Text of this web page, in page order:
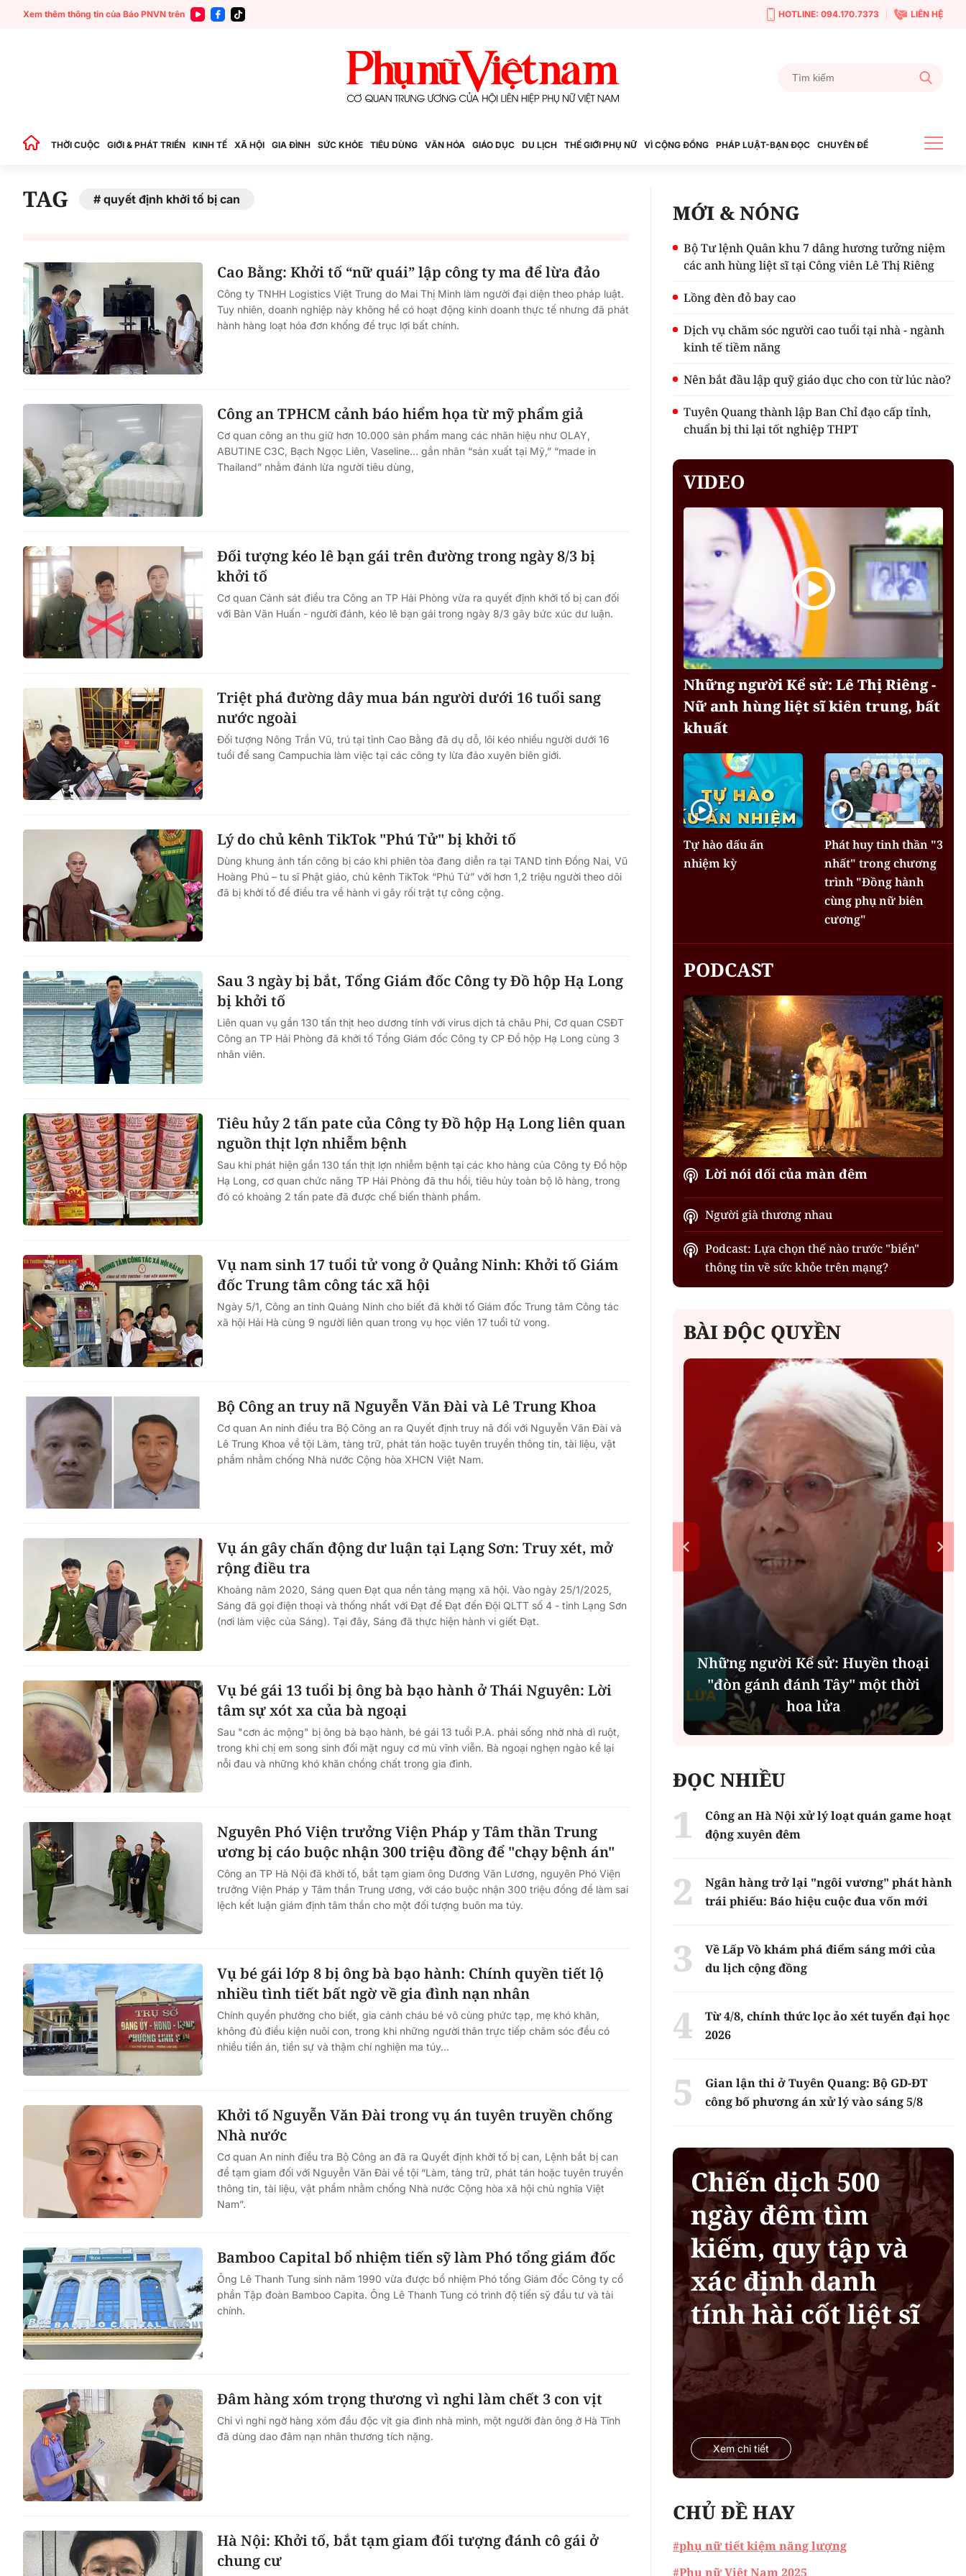
Xem thêm thông tin của Báo PNVN trên HOTLINE: 094.170.7373 LIÊN HỆ
THỜI CUỘC GIỚI & PHÁT TRIỂN KINH TẾ XÃ HỘI GIA ĐÌNH SỨC KHỎE TIÊU DÙNG VĂN HÓA GIÁO DỤC DU LỊCH THẾ GIỚI PHỤ NỮ VÌ CỘNG ĐỒNG PHÁP LUẬT-BẠN ĐỌC CHUYÊN ĐỀ
TAG quyết định khởi tố bị can
Cao Bằng: Khởi tố “nữ quái” lập công ty ma để lừa đảo
Công ty TNHH Logistics Việt Trung do Mai Thị Minh làm người đại diện theo pháp luật.
Tuy nhiên, doanh nghiệp này không hề có hoạt động kinh doanh thực tế nhưng đã phát
hành hàng loạt hóa đơn khống để trục lợi bất chính.
Công an TPHCM cảnh báo hiểm họa từ mỹ phẩm giả
Cơ quan công an thu giữ hơn 10.000 sản phẩm mang các nhãn hiệu như OLAY,
ABUTINE C3C, Bạch Ngọc Liên, Vaseline… gắn nhãn “sản xuất tại Mỹ,” “made in
Thailand” nhằm đánh lừa người tiêu dùng,
Đối tượng kéo lê bạn gái trên đường trong ngày 8/3 bị
khởi tố
Cơ quan Cảnh sát điều tra Công an TP Hải Phòng vừa ra quyết định khởi tố bị can đối
với Bàn Văn Huấn - người đánh, kéo lê bạn gái trong ngày 8/3 gây bức xúc dư luận.
Triệt phá đường dây mua bán người dưới 16 tuổi sang
nước ngoài
Đối tượng Nông Trần Vũ, trú tại tỉnh Cao Bằng đã dụ dỗ, lôi kéo nhiều người dưới 16
tuổi để sang Campuchia làm việc tại các công ty lừa đảo xuyên biên giới.
Lý do chủ kênh TikTok "Phú Tử" bị khởi tố
Dùng khung ảnh tấn công bị cáo khi phiên tòa đang diễn ra tại TAND tỉnh Đồng Nai, Vũ
Hoàng Phú – tu sĩ Phật giáo, chủ kênh TikTok “Phú Tử” với hơn 1,2 triệu người theo dõi
đã bị khởi tố để điều tra về hành vi gây rối trật tự công cộng.
Sau 3 ngày bị bắt, Tổng Giám đốc Công ty Đồ hộp Hạ Long
bị khởi tố
Liên quan vụ gần 130 tấn thịt heo dương tính với virus dịch tả châu Phi, Cơ quan CSĐT
Công an TP Hải Phòng đã khởi tố Tổng Giám đốc Công ty CP Đồ hộp Hạ Long cùng 3
nhân viên.
Tiêu hủy 2 tấn pate của Công ty Đồ hộp Hạ Long liên quan
nguồn thịt lợn nhiễm bệnh
Sau khi phát hiện gần 130 tấn thịt lợn nhiễm bệnh tại các kho hàng của Công ty Đồ hộp
Hạ Long, cơ quan chức năng TP Hải Phòng đã thu hồi, tiêu hủy toàn bộ lô hàng, trong
đó có khoảng 2 tấn pate đã được chế biến thành phẩm.
Vụ nam sinh 17 tuổi tử vong ở Quảng Ninh: Khởi tố Giám
đốc Trung tâm công tác xã hội
Ngày 5/1, Công an tỉnh Quảng Ninh cho biết đã khởi tố Giám đốc Trung tâm Công tác
xã hội Hải Hà cùng 9 người liên quan trong vụ học viên 17 tuổi tử vong.
Bộ Công an truy nã Nguyễn Văn Đài và Lê Trung Khoa
Cơ quan An ninh điều tra Bộ Công an ra Quyết định truy nã đối với Nguyễn Văn Đài và
Lê Trung Khoa về tội Làm, tàng trữ, phát tán hoặc tuyên truyền thông tin, tài liệu, vật
phẩm nhằm chống Nhà nước Cộng hòa XHCN Việt Nam.
Vụ án gây chấn động dư luận tại Lạng Sơn: Truy xét, mở
rộng điều tra
Khoảng năm 2020, Sáng quen Đạt qua nền tảng mạng xã hội. Vào ngày 25/1/2025,
Sáng đã gọi điện thoại và thống nhất với Đạt để Đạt đến Đội QLTT số 4 - tỉnh Lạng Sơn
(nơi làm việc của Sáng). Tại đây, Sáng đã thực hiện hành vi giết Đạt.
Vụ bé gái 13 tuổi bị ông bà bạo hành ở Thái Nguyên: Lời
tâm sự xót xa của bà ngoại
Sau "cơn ác mộng" bị ông bà bạo hành, bé gái 13 tuổi P.A. phải sống nhờ nhà dì ruột,
trong khi chị em song sinh đối mặt nguy cơ mù vĩnh viễn. Bà ngoại nghẹn ngào kể lại
nỗi đau và những khó khăn chồng chất trong gia đình.
Nguyên Phó Viện trưởng Viện Pháp y Tâm thần Trung
ương bị cáo buộc nhận 300 triệu đồng để "chạy bệnh án"
Công an TP Hà Nội đã khởi tố, bắt tạm giam ông Dương Văn Lương, nguyên Phó Viện
trưởng Viện Pháp y Tâm thần Trung ương, với cáo buộc nhận 300 triệu đồng để làm sai
lệch kết luận giám định tâm thần cho một đối tượng buôn ma túy.
Vụ bé gái lớp 8 bị ông bà bạo hành: Chính quyền tiết lộ
nhiều tình tiết bất ngờ về gia đình nạn nhân
Chính quyền phường cho biết, gia cảnh cháu bé vô cùng phức tạp, mẹ khó khăn,
không đủ điều kiện nuôi con, trong khi những người thân trực tiếp chăm sóc đều có
nhiều tiền án, tiền sự và thậm chí nghiện ma túy...
Khởi tố Nguyễn Văn Đài trong vụ án tuyên truyền chống
Nhà nước
Cơ quan An ninh điều tra Bộ Công an đã ra Quyết định khởi tố bị can, Lệnh bắt bị can
để tạm giam đối với Nguyễn Văn Đài về tội “Làm, tàng trữ, phát tán hoặc tuyên truyền
thông tin, tài liệu, vật phẩm nhằm chống Nhà nước Cộng hòa xã hội chủ nghĩa Việt
Nam”.
Bamboo Capital bổ nhiệm tiến sỹ làm Phó tổng giám đốc
Ông Lê Thanh Tung sinh năm 1990 vừa được bổ nhiệm Phó tổng Giám đốc Công ty cổ
phần Tập đoàn Bamboo Capita. Ông Lê Thanh Tung có trình độ tiến sỹ đầu tư và tài
chính.
Đâm hàng xóm trọng thương vì nghi làm chết 3 con vịt
Chỉ vì nghi ngờ hàng xóm đầu độc vịt gia đình nhà mình, một người đàn ông ở Hà Tĩnh
đã dùng dao đâm nạn nhân thương tích nặng.
Hà Nội: Khởi tố, bắt tạm giam đối tượng đánh cô gái ở
chung cư
MỚI & NÓNG
Bộ Tư lệnh Quân khu 7 dâng hương tưởng niệm
các anh hùng liệt sĩ tại Công viên Lê Thị Riêng
Lồng đèn đỏ bay cao
Dịch vụ chăm sóc người cao tuổi tại nhà - ngành
kinh tế tiềm năng
Nên bắt đầu lập quỹ giáo dục cho con từ lúc nào?
Tuyên Quang thành lập Ban Chỉ đạo cấp tỉnh,
chuẩn bị thi lại tốt nghiệp THPT
VIDEO
Những người Kể sử: Lê Thị Riêng -
Nữ anh hùng liệt sĩ kiên trung, bất
khuất
Tự hào dấu ấn
nhiệm kỳ
Phát huy tinh thần "3
nhất" trong chương
trình "Đồng hành
cùng phụ nữ biên
cương"
PODCAST
Lời nói dối của màn đêm
Người già thương nhau
Podcast: Lựa chọn thế nào trước "biển"
thông tin về sức khỏe trên mạng?
BÀI ĐỘC QUYỀN
Vai trò của Hội LHPN Việt Nam
đổi số quốc gia và phát triển công
dân số
Tín hiệu nợ phía sau lợi nhuận
tăng mạnh của MBBank
Những người Kể sử: Huyền thoại
"đòn gánh đánh Tây" một thời
hoa lửa
ĐỌC NHIỀU
Công an Hà Nội xử lý loạt quán game hoạt
động xuyên đêm
Ngân hàng trở lại "ngôi vương" phát hành
trái phiếu: Báo hiệu cuộc đua vốn mới
Về Lấp Vò khám phá điểm sáng mới của
du lịch cộng đồng
Từ 4/8, chính thức lọc ảo xét tuyển đại học
2026
Gian lận thi ở Tuyên Quang: Bộ GD-ĐT
công bố phương án xử lý vào sáng 5/8
Chiến dịch 500
ngày đêm tìm
kiếm, quy tập và
xác định danh
tính hài cốt liệt sĩ
Xem chi tiết
CHỦ ĐỀ HAY
#phụ nữ tiết kiệm năng lượng
#Phụ nữ Việt Nam 2025